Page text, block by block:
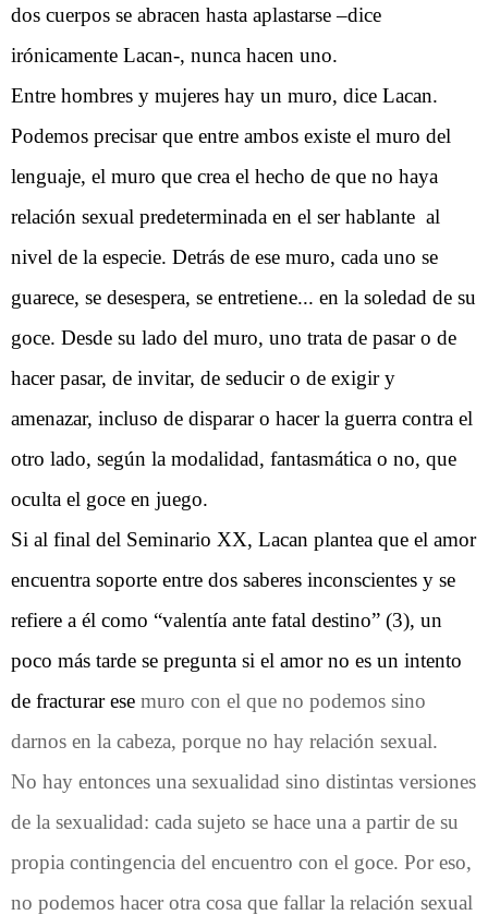
dos cuerpos se abracen hasta aplastarse –dice
irónicamente Lacan-, nunca hacen uno.
Entre hombres y mujeres hay un muro, dice Lacan.
Podemos precisar que entre ambos existe el muro del
lenguaje, el muro que crea el hecho de que no haya
relación sexual predeterminada en el ser hablante al
nivel de la especie. Detrás de ese muro, cada uno se
guarece, se desespera, se entretiene... en la soledad de su
goce. Desde su lado del muro, uno trata de pasar o de
hacer pasar, de invitar, de seducir o de exigir y
amenazar, incluso de disparar o hacer la guerra contra el
otro lado, según la modalidad, fantasmática o no, que
oculta el goce en juego.
Si al final del Seminario XX, Lacan plantea que el amor
encuentra soporte entre dos saberes inconscientes y se
refiere a él como “valentía ante fatal destino” (3), un
poco más tarde se pregunta si el amor no es un intento
de fracturar ese muro con el que no podemos sino
darnos en la cabeza, porque no hay relación sexual.
No hay entonces una sexualidad sino distintas versiones
de la sexualidad: cada sujeto se hace una a partir de su
propia contingencia del encuentro con el goce. Por eso,
no podemos hacer otra cosa que fallar la relación sexual